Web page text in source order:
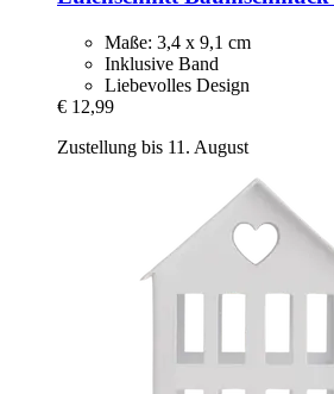
Maße: 3,4 x 9,1 cm
Inklusive Band
Liebevolles Design
€ 12,99
Zustellung bis 11. August